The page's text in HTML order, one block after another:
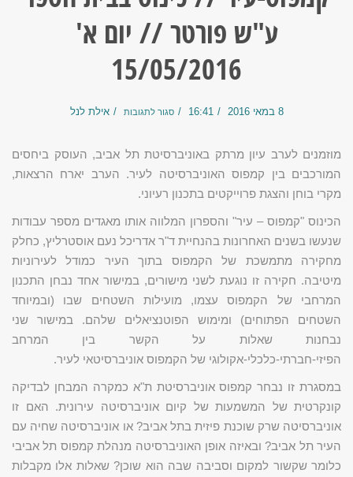
ע"ש פורטר // יום א'
15/05/2016
8 במאי 2016 16:41 סגור לתגובות אילת לנל
מוזמנים לערב עיון מרתק באוניברסיטת תל אביב, העוסק ביחסים
המורכבים בין קמפוס האוניברסיטה לעיר. הערב יארח הרצאות,
מקרי בוחן והצגת פרוייקטים בתכנון רעיוני.
הכינוס "קמפוס – עיר" והספרון המלווה אותו מאגדים מספר עבודות
שנעשו בשנים האחרונות בהנחיית ד"ר אדריכל נעם אוסטרליץ, כחלק
מחקירה מתמשכת של הקמפוס בתוך העיר כמודל לעירוניות
מיטיבה. חקירה זו נוגעת לשני מישורים, במישור אחד נבחן התכנון
המרחבי של הקמפוס עצמו, מועילות השטחים שבו (ובמיוחד
השטחים הפתוחים) ומימוש הפוטנציאלים שלהם. במישור שני
נבחנות שאלות על הקשר בין המרחב
הפיזי-חברתי-כלכלי-אקולוגי של הקמפוס אוניברסיטאי לעיר.
במסגרת זו נבחר קמפוס אוניברסיטת ת"א כמקרה המבחן לבדיקה
קונקרטית של המשמעות של קיום אוניברסיטה עירונית. האם זו
אוניברסיטה שרק שוכנת פיזית בתל אביב? או אוניברסיטה שחיה עם
העיר תל אביב? ובאיזה אופן האוניברסיטה מנהלת קמפוס תל אביבי
כלומר שקשור למקום וסביבה שבה הוא שוכן? שאלות אלו מקבלות